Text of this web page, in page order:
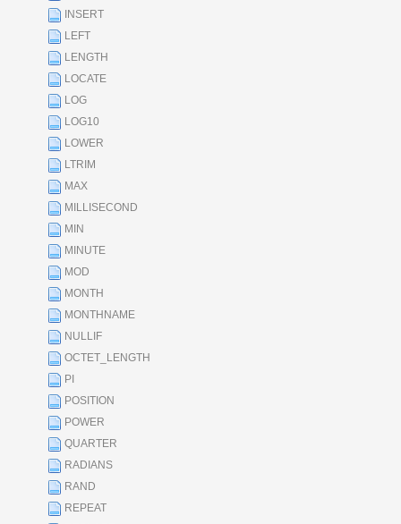
INSERT
LEFT
LENGTH
LOCATE
LOG
LOG10
LOWER
LTRIM
MAX
MILLISECOND
MIN
MINUTE
MOD
MONTH
MONTHNAME
NULLIF
OCTET_LENGTH
PI
POSITION
POWER
QUARTER
RADIANS
RAND
REPEAT